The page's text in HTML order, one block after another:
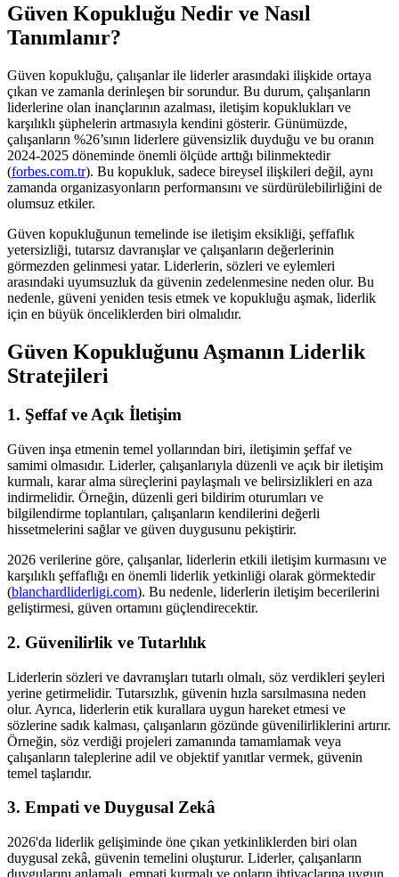
Güven Kopukluğu Nedir ve Nasıl
Tanımlanır?
Güven kopukluğu, çalışanlar ile liderler arasındaki ilişkide ortaya
çıkan ve zamanla derinleşen bir sorundur. Bu durum, çalışanların
liderlerine olan inançlarının azalması, iletişim kopuklukları ve
karşılıklı şüphelerin artmasıyla kendini gösterir. Günümüzde,
çalışanların %26’sının liderlere güvensizlik duyduğu ve bu oranın
2024-2025 döneminde önemli ölçüde arttığı bilinmektedir
(forbes.com.tr). Bu kopukluk, sadece bireysel ilişkileri değil, aynı
zamanda organizasyonların performansını ve sürdürülebilirliğini de
olumsuz etkiler.
Güven kopukluğunun temelinde ise iletişim eksikliği, şeffaflık
yetersizliği, tutarsız davranışlar ve çalışanların değerlerinin
görmezden gelinmesi yatar. Liderlerin, sözleri ve eylemleri
arasındaki uyumsuzluk da güvenin zedelenmesine neden olur. Bu
nedenle, güveni yeniden tesis etmek ve kopukluğu aşmak, liderlik
için en büyük önceliklerden biri olmalıdır.
Güven Kopukluğunu Aşmanın Liderlik
Stratejileri
1. Şeffaf ve Açık İletişim
Güven inşa etmenin temel yollarından biri, iletişimin şeffaf ve
samimi olmasıdır. Liderler, çalışanlarıyla düzenli ve açık bir iletişim
kurmalı, karar alma süreçlerini paylaşmalı ve belirsizlikleri en aza
indirmelidir. Örneğin, düzenli geri bildirim oturumları ve
bilgilendirme toplantıları, çalışanların kendilerini değerli
hissetmelerini sağlar ve güven duygusunu pekiştirir.
2026 verilerine göre, çalışanlar, liderlerin etkili iletişim kurmasını ve
karşılıklı şeffaflığı en önemli liderlik yetkinliği olarak görmektedir
(blanchardliderligi.com). Bu nedenle, liderlerin iletişim becerilerini
geliştirmesi, güven ortamını güçlendirecektir.
2. Güvenilirlik ve Tutarlılık
Liderlerin sözleri ve davranışları tutarlı olmalı, söz verdikleri şeyleri
yerine getirmelidir. Tutarsızlık, güvenin hızla sarsılmasına neden
olur. Ayrıca, liderlerin etik kurallara uygun hareket etmesi ve
sözlerine sadık kalması, çalışanların gözünde güvenilirliklerini artırır.
Örneğin, söz verdiği projeleri zamanında tamamlamak veya
çalışanların taleplerine adil ve objektif yanıtlar vermek, güvenin
temel taşlarıdır.
3. Empati ve Duygusal Zekâ
2026'da liderlik gelişiminde öne çıkan yetkinliklerden biri olan
duygusal zekâ, güvenin temelini oluşturur. Liderler, çalışanların
duygularını anlamalı, empati kurmalı ve onların ihtiyaçlarına uygun